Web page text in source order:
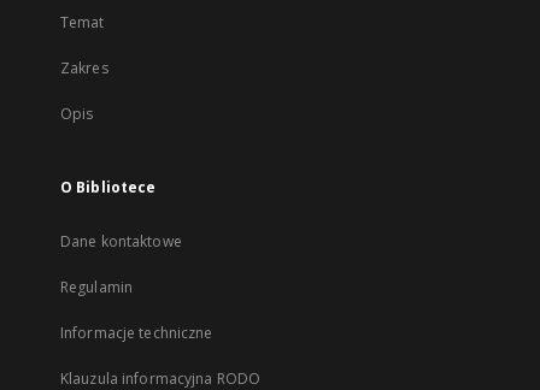
Temat
Zakres
Opis
O Bibliotece
Dane kontaktowe
Regulamin
Informacje techniczne
Klauzula informacyjna RODO